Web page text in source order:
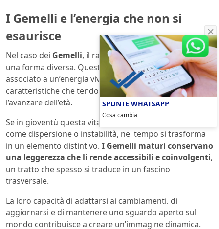
I Gemelli e l’energia che non si
esaurisce
Nel caso dei Gemelli, il rapporto con il tempo assume
una forma diversa. Questo segno è tradizionalmente
associato a un’energia vivace e a una curiosità costante,
caratteristiche che tendono a mantenersi anche con
l’avanzare dell’età.
Se in gioventù questa vitalità può essere percepita
come dispersione o instabilità, nel tempo si trasforma
in un elemento distintivo. I Gemelli maturi conservano
una leggerezza che li rende accessibili e coinvolgenti,
un tratto che spesso si traduce in un fascino
trasversale.
La loro capacità di adattarsi ai cambiamenti, di
aggiornarsi e di mantenere uno sguardo aperto sul
mondo contribuisce a creare un’immagine dinamica.
SPUNTE WHATSAPP
Cosa cambia